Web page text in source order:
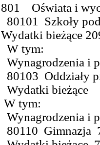
801 Oświata i
80101 Szkoły
Wydatki bieżące
W tym:
Wynagrodzenia i
80103 Oddziały
Wydatki bieżące
W tym:
Wynagrodzenia i
80110 Gimnazja